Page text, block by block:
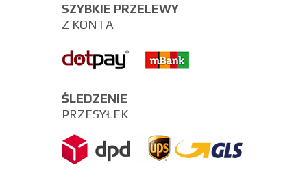
SZYBKIE PRZELEWY
Z KONTA
ŚLEDZENIE
PRZESYŁEK